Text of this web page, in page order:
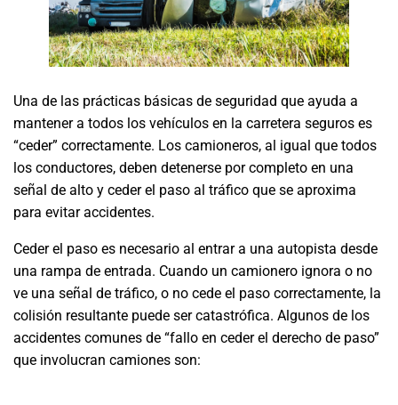
Una de las prácticas básicas de seguridad que ayuda a
mantener a todos los vehículos en la carretera seguros es
“ceder” correctamente. Los camioneros, al igual que todos
los conductores, deben detenerse por completo en una
señal de alto y ceder el paso al tráfico que se aproxima
para evitar accidentes.
Ceder el paso es necesario al entrar a una autopista desde
una rampa de entrada. Cuando un camionero ignora o no
ve una señal de tráfico, o no cede el paso correctamente, la
colisión resultante puede ser catastrófica. Algunos de los
accidentes comunes de “fallo en ceder el derecho de paso”
que involucran camiones son: